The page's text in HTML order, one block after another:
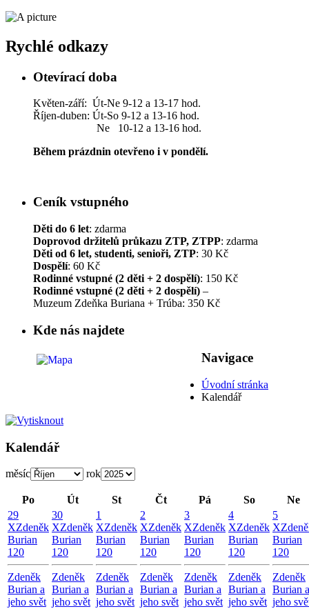
Rychlé odkazy
Otevírací doba
Květen-září: Út-Ne 9-12 a 13-17 hod.
Říjen-duben: Út-So 9-12 a 13-16 hod.
Ne 10-12 a 13-16 hod.
Během prázdnin otevřeno i v pondělí.
Ceník vstupného
Děti do 6 let: zdarma
Doprovod držitelů průkazu ZTP, ZTPP: zdarma
Děti od 6 let, studenti, senioři, ZTP: 30 Kč
Dospělí: 60 Kč
Rodinné vstupné (2 děti + 2 dospělí): 150 Kč
Rodinné vstupné (2 děti + 2 dospělí) –
Muzeum Zdeňka Buriana + Trúba: 350 Kč
Kde nás najdete
Navigace
Úvodní stránka
Kalendář
Kalendář
měsíc rok
Po Út St Čt Pá So
Ne
29
XZdeněk
Burian
120
Zdeněk
Burian a
jeho svět
30
XZdeněk
Burian
120
Zdeněk
Burian a
jeho svět
1
XZdeněk
Burian
120
Zdeněk
Burian a
jeho svět
2
XZdeněk
Burian
120
Zdeněk
Burian a
jeho svět
3
XZdeněk
Burian
120
Zdeněk
Burian a
jeho svět
4
XZdeněk
Burian
120
Zdeněk
Burian a
jeho svět
5
X
Burian
120
Zdeněk
Burian a
jeho